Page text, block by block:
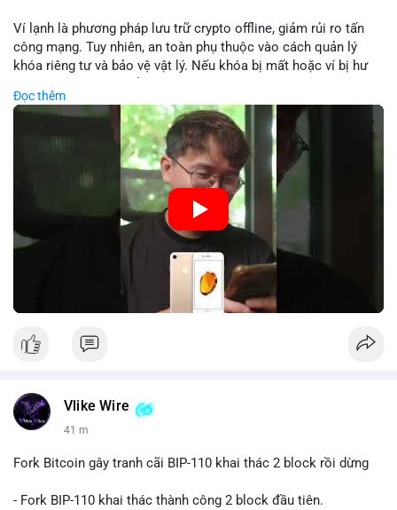
Lời khuyên: Nhà đầu tư nhỏ lẻ nên theo dõi sát dòng tiền xác
nhận và tránh vào lệnh đòn bẩy quá mức trong 24 giờ tới. Quan
sát phản ứng giá tại vùng hỗ trợ $64,000 để đưa ra quyết định
#89btc #mempoolbitcoin #dongtiencavoi
#aplucban
#phantichonchain
Ví lạnh là phương pháp lưu trữ crypto offline, giảm rủi ro tấn
công mạng. Tuy nhiên, an toàn phụ thuộc vào cách quản lý
khóa riêng tư và bảo vệ vật lý. Nếu khóa bị mất hoặc ví bị hư
nên kết hợp với biện pháp dự phòng như sao lưu khóa và chọn
nhà sản xuất uy tín.
🎥 Xem video trực tiếp tại:
Nguồn: 5 Phút Crypto
Đọc thêm
Vlike Wire
41 m
Fork Bitcoin gây tranh cãi BIP-110 khai thác 2 block rồi dừng
- Fork BIP-110 khai thác thành công 2 block đầu tiên.